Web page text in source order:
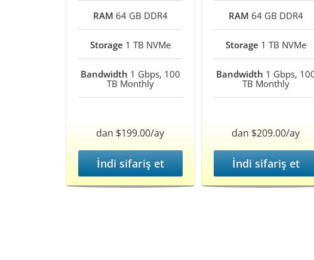
RAM 64 GB DDR4
Storage 1 TB NVMe
Bandwidth 1 Gbps, 100
TB Monthly
dan $199.00/ay
İndi sifariş et
RAM 64 GB DDR4
Storage 1 TB NVMe
Bandwidth 1 Gbps,
TB Monthly
dan $209.00/ay
İndi sifariş et